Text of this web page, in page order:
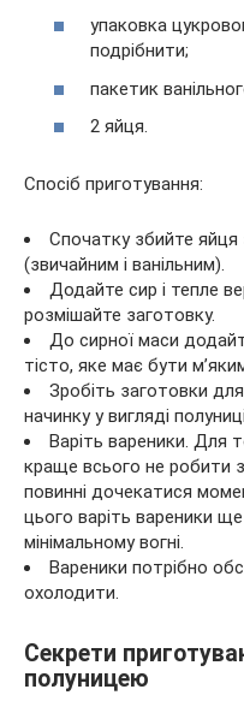
упаковка
подрібнити;
пакетик
2 яйця.
Спосіб приготування:
Спочатку збийте
(звичайним і ванільним).
Додайте сир і тепле
розмішайте заготовку.
До сирної маси
тісто, яке має бути
Зробіть заготовки
начинку у вигляді
Варіть вареники. Для
краще всього не робити
повинні дочекатися
цього варіть вареники
мінімальному вогні.
Вареники потрібно
охолодити.
Секрети
полуницею